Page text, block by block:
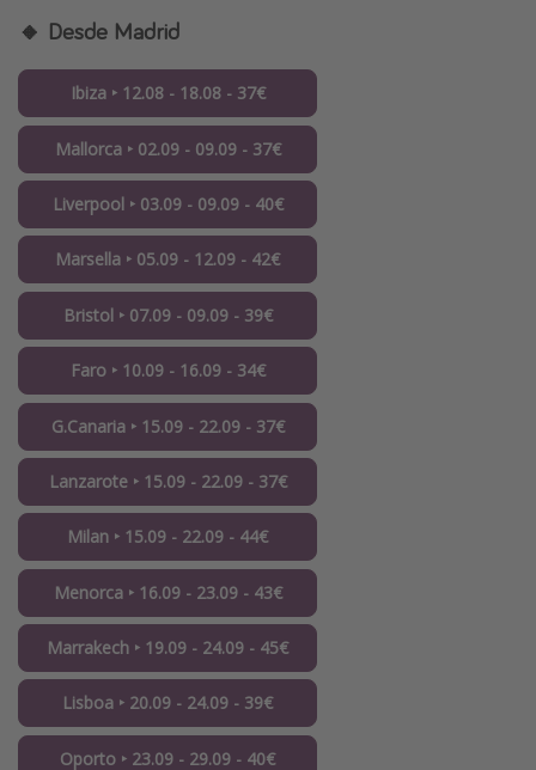
🔸 Desde Madrid
Ibiza ‣ 12.08 - 18.08 - 37€
Mallorca ‣ 02.09 - 09.09 - 37€
Liverpool ‣ 03.09 - 09.09 - 40€
Marsella ‣ 05.09 - 12.09 - 42€
Bristol ‣ 07.09 - 09.09 - 39€
Faro ‣ 10.09 - 16.09 - 34€
G.Canaria ‣ 15.09 - 22.09 - 37€
Lanzarote ‣ 15.09 - 22.09 - 37€
Milan ‣ 15.09 - 22.09 - 44€
Menorca ‣ 16.09 - 23.09 - 43€
Marrakech ‣ 19.09 - 24.09 - 45€
Lisboa ‣ 20.09 - 24.09 - 39€
Oporto ‣ 23.09 - 29.09 - 40€